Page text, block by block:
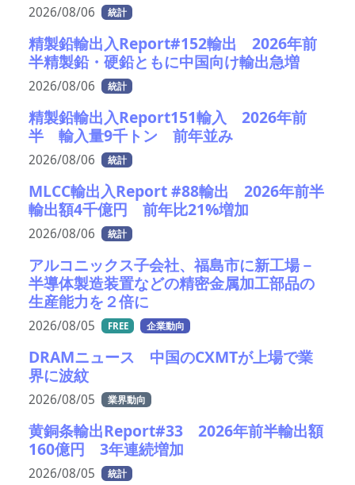
2026/08/06 統計
精製鉛輸出入Report#152輸出 2026年前
半精製鉛・硬鉛ともに中国向け輸出急増
2026/08/06 統計
精製鉛輸出入Report151輸入 2026年前
半 輸入量9千トン 前年並み
2026/08/06 統計
MLCC輸出入Report #88輸出 2026年前半
輸出額4千億円 前年比21%増加
2026/08/06 統計
アルコニックス子会社、福島市に新工場－
半導体製造装置などの精密金属加工部品の
生産能力を２倍に
2026/08/05 FREE 企業動向
DRAMニュース 中国のCXMTが上場で業
界に波紋
2026/08/05 業界動向
黄銅条輸出Report#33 2026年前半輸出額
160億円 3年連続増加
2026/08/05 統計